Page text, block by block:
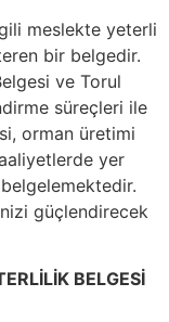
meslekte yeterli
bir belgedir.
ve Torul
süreçleri ile
orman üretimi
yer
güçlendirecek
BELGESİ